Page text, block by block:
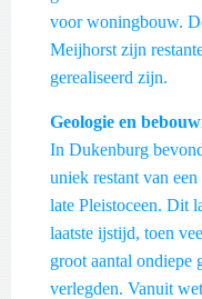
voor woningbouw.
Meijhorst zijn
gerealiseerd zijn.
Geologie en
In Dukenburg
uniek restant van
late Pleistoceen. Dit
laatste ijstijd, toen
groot aantal ondiepe
verlegden. Vanuit